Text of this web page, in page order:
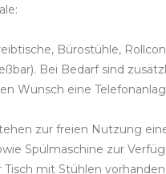
Bürostühle,
Bei Bedarf sind
Wunsch eine
zur freien Nutzung
Spülmaschine zur
mit Stühlen